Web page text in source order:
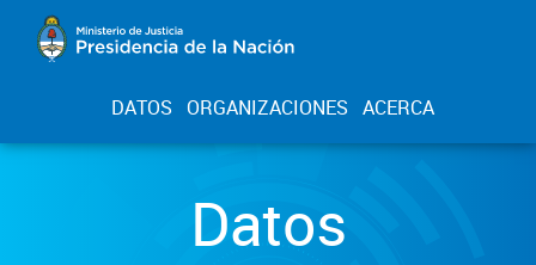
DATOS ORGANIZACIONES ACERCA
Datos